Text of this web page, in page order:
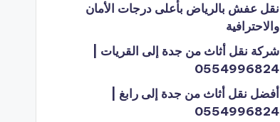
نقل عفش بالرياض بأعلى درجات الأمان
والاحترافية
شركة نقل أثاث من جدة إلى القريات |
0554996824
أفضل نقل أثاث من جدة إلى رابغ |
0554996824